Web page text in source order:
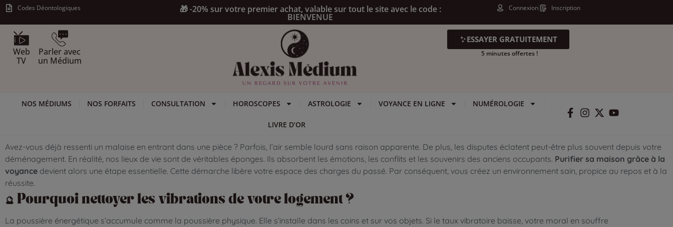
Codes Déontologiques 🎁 -20% sur votre premier achat, valable sur tout le site avec le code :
BIENVENUE
Connexion Inscription
Web
TV
Parler avec
un Médium
ESSAYER GRATUITEMENT
5 minutes offertes !
NOS MÉDIUMS NOS FORFAITS CONSULTATION HOROSCOPES ASTROLOGIE VOYANCE EN LIGNE NUMÉROLOGIE
LIVRE D’OR
Avez-vous déjà ressenti un malaise en entrant dans une pièce ? Parfois, l’air semble lourd sans raison apparente. De plus, les disputes éclatent peut-être plus souvent depuis votre
déménagement. En réalité, nos lieux de vie sont de véritables éponges. Ils absorbent les émotions, les conflits et les souvenirs des anciens occupants. Purifier sa maison grâce à la
voyance devient alors une étape essentielle. Cette démarche libère votre espace des charges du passé. Par conséquent, vous créez un environnement sain, propice au repos et à la
réussite.
🔮 Pourquoi nettoyer les vibrations de votre logement ?
La poussière énergétique s’accumule comme la poussière physique. Elle s’installe dans les coins et sur vos objets. Si le taux vibratoire baisse, votre moral en souffre